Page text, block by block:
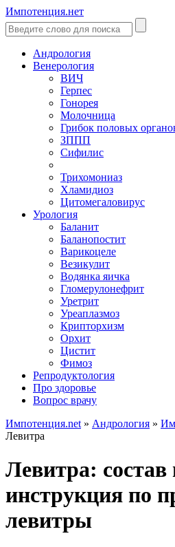
Импотенция.нет
Андрология
Венерология
ВИЧ
Герпес
Гонорея
Молочница
Грибок половых
ЗППП
Сифилис
Трихомониаз
Хламидиоз
Цитомегаловирус
Урология
Баланит
Баланопостит
Варикоцеле
Везикулит
Водянка яичка
Гломерулонефрит
Уретрит
Уреаплазмоз
Крипторхизм
Орхит
Цистит
Фимоз
Репродуктология
Про здоровье
Вопрос врачу
Импотенция.net » Андрология »
Левитра
Левитра: состав
инструкция по
левитры